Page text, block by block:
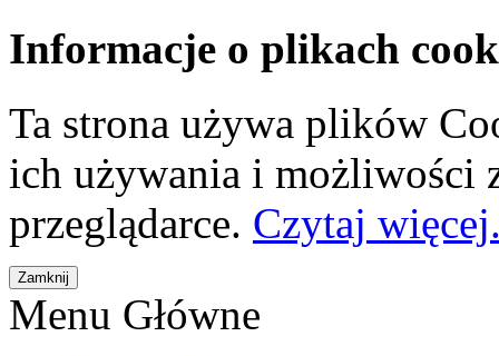
Informacje o plikach
Ta strona używa plików
ich używania i możliwości
przeglądarce. Czytaj
Menu Główne